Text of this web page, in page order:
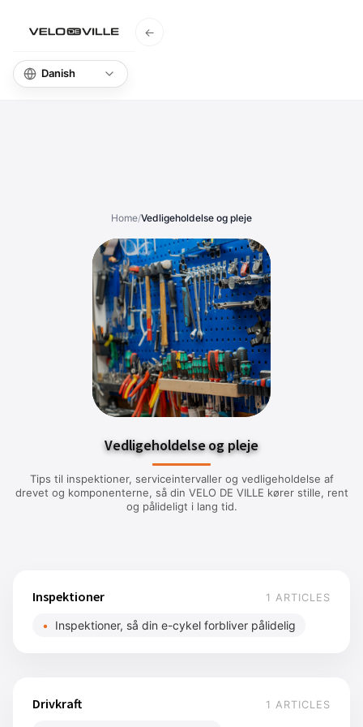
←
Home/Vedligeholdelse og pleje
Vedligeholdelse og pleje
Tips til inspektioner, serviceintervaller og vedligeholdelse af
drevet og komponenterne, så din VELO DE VILLE kører stille, rent
og pålideligt i lang tid.
Inspektioner 1 ARTICLES
Inspektioner, så din e-cykel forbliver pålidelig
Drivkraft 1 ARTICLES